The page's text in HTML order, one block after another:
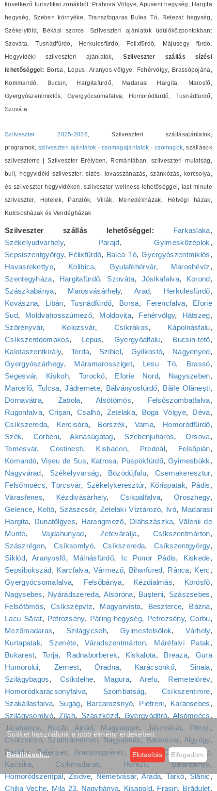
következő turisztikai zonákból: Prahova Völgye, Apuseni hegység, Hargita
hegység, Szeben környéke, Transzfogaras Bulea Tó, Retezat hegység,
Székelyföld, Békási szoros. Szilveszteri ajánlatok üdülőközpontokban:
Szováta, Tusnádfürdő, Herkulesfürdő, Félixfürdő, Májusegy fürdő.
Hegyvidéki szilveszteri ajánlatok,Szilveszter szállás sízési
lehetőséggel: Borsa, Lepus, Aranyos-völgye, Fehérvölgy, Brassópojána,
Kommandó, Bucsin, Hargitafürdő, Madarasi Hargita, Marosfő,
Gyergyószentmiklós, Gyergyócsomafalva, Homoródfürdő, Tusnádfürdő,
Szováta.
Szilveszter 2025-2026 , Szilveszteri szállásajánlatok,
programok, szilveszteri ajánlatok - csomagajánlatok - csomagok , szállások
szilveszterre | Szilveszter Erélyben, Romániában, szilveszteri mulatság,
buli, hegyvidéki szilveszter, sízés, lovasszánazás, szánkózás, korcsolya,
és szilveszter hegyvidéken, szilveszter wellness lehetőséggel, last minute
szilveszter, Hotelek, Panziók, Villák, Menedékházak, Hétvégi házak,
Kulcsosházak és Vendégházak
Szilveszter szállás lehetőséggel: Farkaslaka,
Székelyudvarhely, Parajd,Gyimesközéplok,
Sepsiszentgyörgy, Félixfürdő, Balea Tó,Gyergyószentmiklós,
Havasrekettye, Kolibica, Gyulafehérvár, Maroshévíz,
Szentegyháza, Hargitafürdő, Szováta, Jósikafalva, Korond,
Szászkabánya, Marosvásárhely, Arad, Herkulesfürdő,
Kovászna, Libán,Tusnádfürdő, Borsa, Ferencfalva, Eforie
Sud, Moldvahosszúmező, Moldovița, Fehérvölgy, Hátszeg,
Szörényvár, Kolozsvár, Csíkrákos, Kápolnásfalu,
Csíkszentdomokos, Lepus, Gyergyóalfalu, Bucsin-tető,
Kalotaszentkirály, Torda, Szibiel, Gyilkostó, Nagyenyed,
Gyergyószárhegy, Máramarossziget, Lesu Tó, Brassó,
Segesvár, Kiskoh, Torockó, Eforie Nord, Nagyszeben,
Marosfő, Tulcsa,Jádremete, Bálványosfürdő, Băile Olănești,
Dornavátra, Zabola,Alsótömös, Felsőszombatfalva,
Rugonfalva, Crișan,Csalhó, Zetelaka, Boga Völgye, Déva,
Csíkszereda, Kercisóra, Borszék, Vama, Homoródfürdő,
Szék, Corbeni,Aknasúgatag, Szebenjuharos, Orsova,
Temesvár,Costinești, Kisbacon, Predeál, Felsőpián,
Komandó, Vișeu de Sus, Katrosa, Püspökfürdő, Gyimesbükk,
Nagyvárad, Székelyvarság, Bözödújfalu,Csernakeresztur,
Felsőmoécs,Törcsvár, Székelykeresztúr, Kőrispatak, Pádis,
Várasfenes, Kézdivásárhely, Csikpálfalva, Oroszhegy,
Gelence, Koltó, Szászcsór, Zetelaki Víztározó, Ivó, Madarasi
Hargita, Dunatölgyes, Harangmező,Oláhszászka, Vălenii de
Munte,Vajdahunyad,Zeteváralja,Csíkszentmárton,
Szászrégen, Csíksomlyó, Csíkszereda,Csíkszentgyörgy,
Siklód, Aranyosfő, Málnásfürdő, Ic Ponor Pádis, Kiskede,
Sepsibükszád, Karcfalva, Vármező, Biharfüred, Rânca, Kerc,
Gyergyócsomafalva, Felsőbánya, Kézdialmás, Körösfő,
Nagysebes, Nyárádszereda,Alsóróna, Bușteni, Szászsebes,
Felsőtömös, Csíkszépvíz, Magyarvista, Beszterce, Bázna,
Lacu Sărat, Petrozsény, Páring-hegység, Petrozsény,Corbu,
Mezőmadaras, Szilágycseh,Gyimesfelsőlok, Várhely,
Kurtapatak, Szenéte,Váradszentmárton, Máréfalvi Patak,
Bukarest,Torja, Radnaborberek, Kiskalota, Breaza, Gura
Humorului, Zernest,Óradna, Karácsonkő, Sinaia,
Szilágybagos,Csíkdelne, Magura,Arefu, Remetelórév,
Homoródkarácsonyfalva, Szombatság, Csíkszentimre,
Szakállasfalva, Sugág, Barcarozsnyó, Pietreni, Karánsebes,
Szilágysomlyó,Zilah, Szászkézd, Gyergyóditró, Alsómoécs,
Járabánya, Rucăr, Ajnád, Magyarigen, Jászvásár, Pitești,
Csíkcsicsó, Szatmárnémeti, Nagyalmás, Balavásár, Algyógy,
Barátka,Belényes, Aranyosgyéres, Tordatúr, Csíkmenaság,
Kacsika, Csíkmadaras, Horezu,Balánbánya,
Homoródszentpál,Zsidve,Németvásár,Arada,Tarkő,Slănic,
Chilia Veche, Mila 23, Nagybánya, Kisapold, Frasin, Brăduleț,
Sütiket használunk a jobb élmény érdekében.
Beállítások... Elutasítás Elfogadom